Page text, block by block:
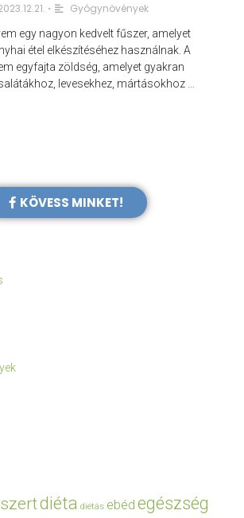
• Gyógynövények
egy nagyon kedvelt fűszer, amelyet
étel elkészítéséhez használnak. A
egyfajta zöldség, amelyet gyakran
levesekhez, mártásokhoz …
KÖVESS MINKET!
diéta diétás ebéd egészség